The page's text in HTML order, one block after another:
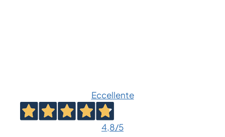
Eccellente
4,8/5